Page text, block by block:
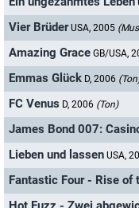
Vier Brüder USA, 2005
Amazing Grace GB/USA,
Emmas Glück D, 2006
FC Venus D, 2006 (Ton)
James Bond 007:
Lieben und lassen USA,
Fantastic Four - Rise of